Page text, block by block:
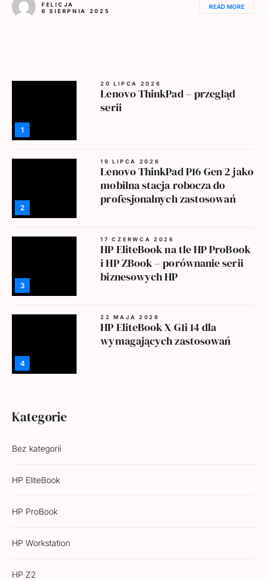
FELICJA
6 SIERPNIA 2025
READ MORE
1
20 LIPCA 2026
Lenovo ThinkPad – przegląd
serii
2
19 LIPCA 2026
Lenovo ThinkPad P16 Gen 2 jako
mobilna stacja robocza do
profesjonalnych zastosowań
3
17 CZERWCA 2026
HP EliteBook na tle HP ProBook
i HP ZBook – porównanie serii
biznesowych HP
4
22 MAJA 2026
HP EliteBook X G1i 14 dla
wymagających zastosowań
Kategorie
Bez kategorii
HP EliteBook
HP ProBook
HP Workstation
HP Z2